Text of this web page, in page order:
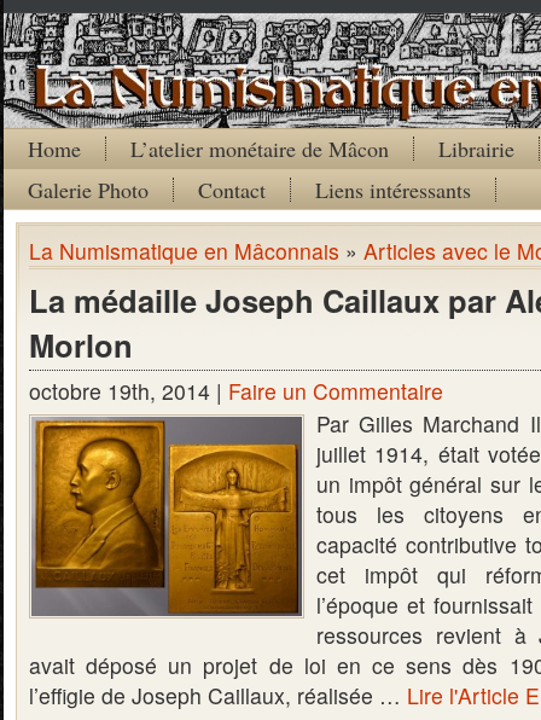
Home L’atelier monétaire de Mâcon
Librairie
Galerie Photo
Contact Liens intéressants
La Numismatique en Mâconnais » Articles avec le
La médaille Joseph Caillaux par
Morlon
octobre 19th, 2014 | Faire un Commentaire
Par Gilles Marchand
juillet 1914, était
un impôt général sur
tous les citoyens
capacité contributive
cet impôt qui
l’époque et
ressources revient à
avait déposé un projet de loi en ce sens dès
l’effigie de Joseph Caillaux, réalisée … Lire l'Article